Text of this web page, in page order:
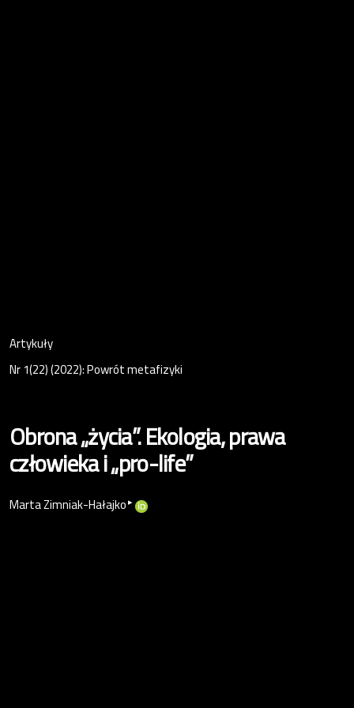
Artykuły
Nr 1(22) (2022): Powrót metafizyki
Obrona „życia”. Ekologia, prawa
człowieka i „pro-life”
Marta Zimniak-Hałajko▸